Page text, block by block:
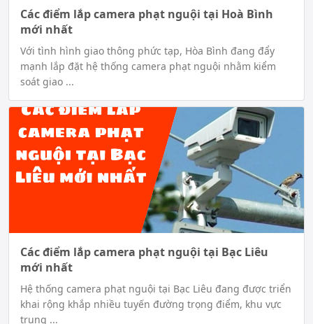
Các điểm lắp camera phạt nguội tại Hoà Bình
mới nhất
Với tình hình giao thông phức tạp, Hòa Bình đang đẩy
mạnh lắp đặt hệ thống camera phạt nguội nhằm kiểm
soát giao ...
Các điểm lắp camera phạt nguội tại Bạc Liêu
mới nhất
Hệ thống camera phạt nguội tại Bạc Liêu đang được triển
khai rộng khắp nhiều tuyến đường trọng điểm, khu vực
trung ...